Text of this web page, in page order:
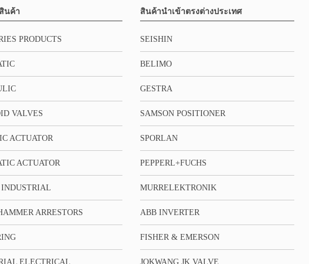
นค้า
PRODUCTS
VALVES
ACTUATOR
ACTUATOR
ARRESTORS
ELECTRICAL
สินค้านำเข้าตรงต่างประเทศ
SEISHIN
BELIMO
GESTRA
SAMSON POSITIONER
SPORLAN
PEPPERL+FUCHS
MURRELEKTRONIK
ABB INVERTER
FISHER & EMERSON
JOKWANG JK VALVE